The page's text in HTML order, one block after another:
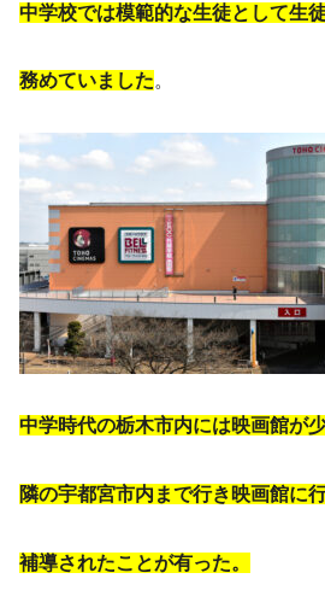
中学校では模範的な生徒として生
務めていました。
中学時代の栃木市内には映画館が
隣の宇都宮市内まで行き映画館に
補導されたことが有った。